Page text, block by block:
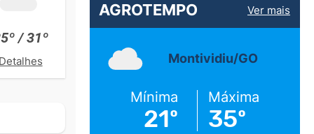
/ 31º
Detalhes
AGROTEMPO Ver mais
Montividiu/GO
Mínima
21º
Máxima
35º